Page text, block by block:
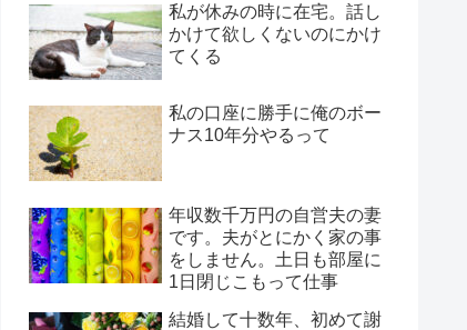
私が休みの時に在宅。話し
かけて欲しくないのにかけ
てくる
私の口座に勝手に俺のボー
ナス10年分やるって
年収数千万円の自営夫の妻
です。夫がとにかく家の事
をしません。土日も部屋に
1日閉じこもって仕事
結婚して十数年、初めて謝